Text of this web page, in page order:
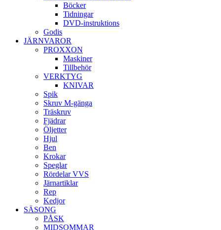
Böcker
Tidningar
DVD-instruktions
Godis
JÄRNVAROR
PROXXON
Maskiner
Tillbehör
VERKTYG
KNIVAR
Spik
Skruv M-gänga
Träskruv
Fjädrar
Öljetter
Hjul
Ben
Krokar
Speglar
Rördelar VVS
Järnartiklar
Rep
Kedjor
SÄSONG
PÅSK
MIDSOMMAR